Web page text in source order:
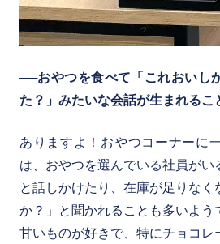
──おやつを食べて「これおいし
た？」みたいな会話が生まれるこ
ありますよ！おやつコーナーに
は、おやつを選んでいる社員がい
と話しかけたり、在庫が足りな
か？」と聞かれることも多いよう
甘いものが好きで、特にチョコ